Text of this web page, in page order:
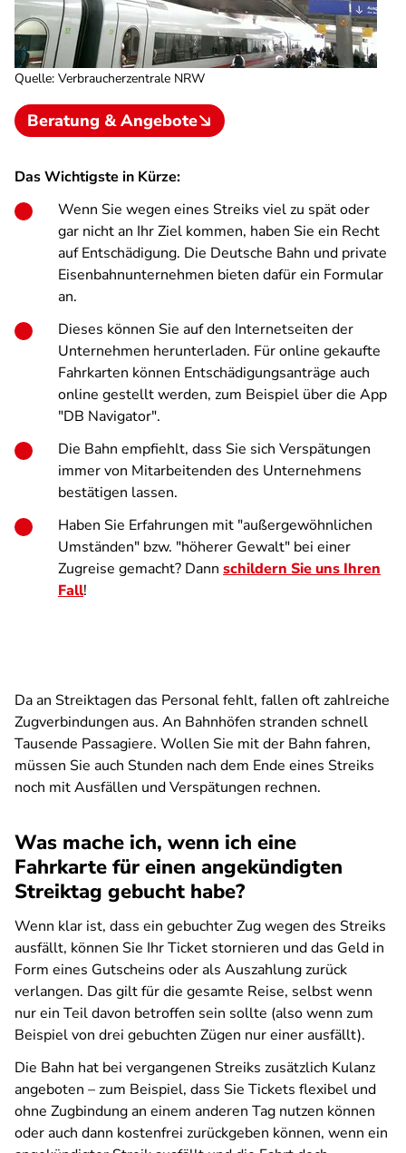
Quelle: Verbraucherzentrale NRW
Beratung & Angebote
Das Wichtigste in Kürze:
Wenn Sie wegen eines Streiks viel zu spät oder
gar nicht an Ihr Ziel kommen, haben Sie ein Recht
auf Entschädigung. Die Deutsche Bahn und private
Eisenbahnunternehmen bieten dafür ein Formular
an.
Dieses können Sie auf den Internetseiten der
Unternehmen herunterladen. Für online gekaufte
Fahrkarten können Entschädigungsanträge auch
online gestellt werden, zum Beispiel über die App
"DB Navigator".
Die Bahn empfiehlt, dass Sie sich Verspätungen
immer von Mitarbeitenden des Unternehmens
bestätigen lassen.
Haben Sie Erfahrungen mit "außergewöhnlichen
Umständen" bzw. "höherer Gewalt" bei einer
Zugreise gemacht? Dann schildern Sie uns Ihren
Fall!
Da an Streiktagen das Personal fehlt, fallen oft zahlreiche
Zugverbindungen aus. An Bahnhöfen stranden schnell
Tausende Passagiere. Wollen Sie mit der Bahn fahren,
müssen Sie auch Stunden nach dem Ende eines Streiks
noch mit Ausfällen und Verspätungen rechnen.
Was mache ich, wenn ich eine
Fahrkarte für einen angekündigten
Streiktag gebucht habe?
Wenn klar ist, dass ein gebuchter Zug wegen des Streiks
ausfällt, können Sie Ihr Ticket stornieren und das Geld in
Form eines Gutscheins oder als Auszahlung zurück
verlangen. Das gilt für die gesamte Reise, selbst wenn
nur ein Teil davon betroffen sein sollte (also wenn zum
Beispiel von drei gebuchten Zügen nur einer ausfällt).
Die Bahn hat bei vergangenen Streiks zusätzlich Kulanz
angeboten – zum Beispiel, dass Sie Tickets flexibel und
ohne Zugbindung an einem anderen Tag nutzen können
oder auch dann kostenfrei zurückgeben können, wenn ein